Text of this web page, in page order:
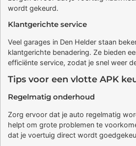
wordt gekeurd.
Klantgerichte service
Veel garages in Den Helder staan
klantgerichte benadering. Ze bieden
efficiënte service, zodat je snel weer
Tips voor een vlotte APK
Regelmatig onderhoud
Zorg ervoor dat je auto regelmatig
helpt om grote problemen te
dat je voertuig direct wordt